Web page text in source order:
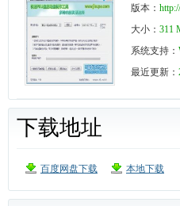
版本：
大小： 311
系统支持：
最近更新：
下载地址
百度网盘下载 本地下载